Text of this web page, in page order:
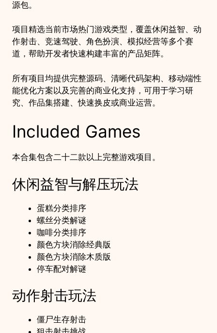
资
包
quantity
源包。
项目精选当前市场热门游戏类型，覆盖休闲益智、动
作射击、竞速驾驶、角色扮演、模拟经营等多个赛
道，帮助开发者快速构建丰富的产品矩阵。
所有项目均提供完整源码、清晰代码架构、移动端性
能优化方案以及完善的商业化支持，可用于学习研
究、作品集搭建、快速换皮或商业运营。
Included Games
本合集包含二十二款以上完整游戏项目。
休闲益智与解压玩法
蛋糕分类排序
螺丝分类解谜
咖啡分类排序
颜色方块消除经典版
颜色方块消除木质版
停车配对解谜
动作射击玩法
僵尸生存射击